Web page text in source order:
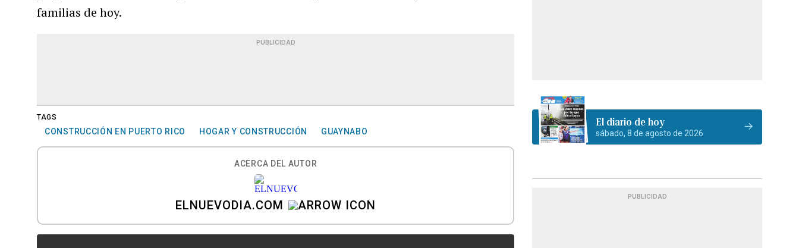
familias de hoy.
PUBLICIDAD
TAGS
CONSTRUCCIÓN EN PUERTO RICO HOGAR Y CONSTRUCCIÓN GUAYNABO
ACERCA DEL AUTOR
ELNUEVODIA.COM
El diario de hoy
sábado, 8 de agosto de 2026
PUBLICIDAD